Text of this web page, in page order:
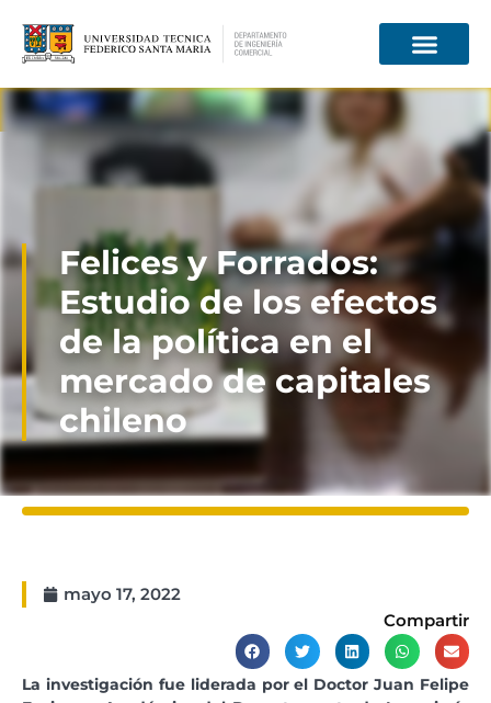
Información para
Felices y Forrados:
Estudio de los efectos
de la política en el
mercado de capitales
chileno
mayo 17, 2022
Compartir
La investigación fue liderada por el Doctor Juan Felipe